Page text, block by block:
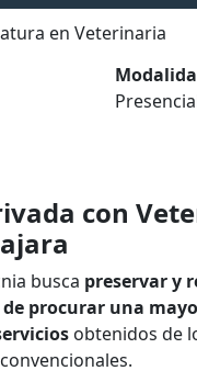
en Veterinaria
con
busca preservar y
procurar una
obtenidos de